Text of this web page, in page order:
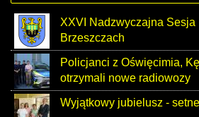
XXVI Nadzwyczajna
Brzeszczach
Policjanci z Oświęcimia,
otrzymali nowe radiowozy
Wyjątkowy jubielusz -